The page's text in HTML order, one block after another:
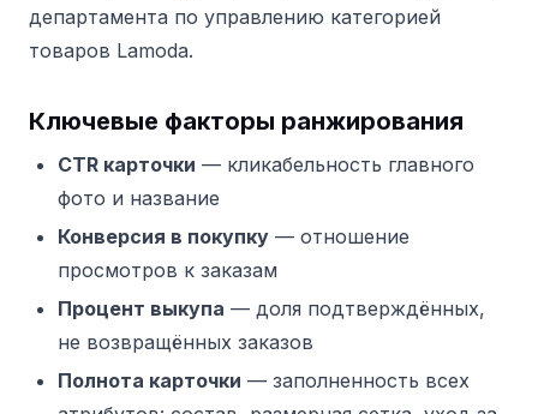
департамента по управлению категорией
товаров Lamoda.
Ключевые факторы ранжирования
CTR карточки — кликабельность главного
фото и название
Конверсия в покупку — отношение
просмотров к заказам
Процент выкупа — доля подтверждённых,
не возвращённых заказов
Полнота карточки — заполненность всех